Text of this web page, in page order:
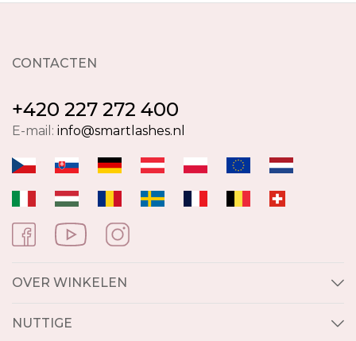
CONTACTEN
+420 227 272 400
E-mail: info@smartlashes.nl
OVER WINKELEN
NUTTIGE